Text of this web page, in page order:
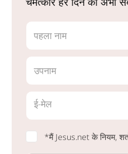
पहला नाम
उपनाम
ई-मेल
*मैं Jesus.net के नियम,